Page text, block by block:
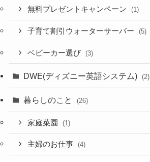
無料プレゼントキャンペーン (1)
子育て割引ウォーターサーバー (5)
ベビーカー選び (3)
DWE(ディズニー英語システム) (2)
暮らしのこと (26)
家庭菜園 (1)
主婦のお仕事 (4)